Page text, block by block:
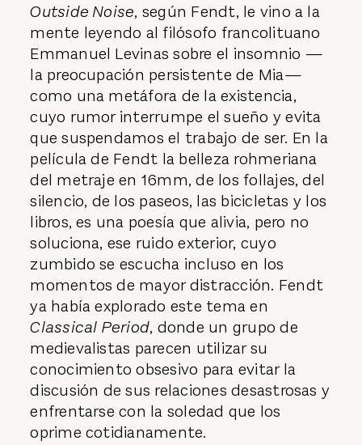
Outside Noise, según Fendt, le vino a la
mente leyendo al filósofo francolituano
Emmanuel Levinas sobre el insomnio —
la preocupación persistente de Mia—
como una metáfora de la existencia,
cuyo rumor interrumpe el sueño y evita
que suspendamos el trabajo de ser. En la
película de Fendt la belleza rohmeriana
del metraje en 16mm, de los follajes, del
silencio, de los paseos, las bicicletas y los
libros, es una poesía que alivia, pero no
soluciona, ese ruido exterior, cuyo
zumbido se escucha incluso en los
momentos de mayor distracción. Fendt
ya había explorado este tema en
Classical Period, donde un grupo de
medievalistas parecen utilizar su
conocimiento obsesivo para evitar la
discusión de sus relaciones desastrosas y
enfrentarse con la soledad que los
oprime cotidianamente.